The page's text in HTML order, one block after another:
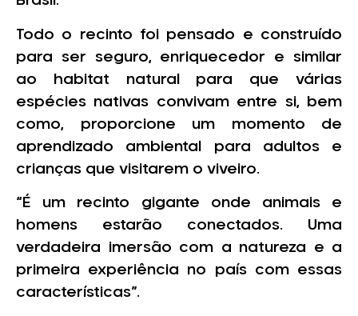
Todo o recinto foi pensado e construído
para ser seguro, enriquecedor e similar
ao habitat natural para que várias
espécies nativas convivam entre si, bem
como, proporcione um momento de
aprendizado ambiental para adultos e
crianças que visitarem o viveiro.
“É um recinto gigante onde animais e
homens estarão conectados. Uma
verdadeira imersão com a natureza e a
primeira experiência no país com essas
características”.